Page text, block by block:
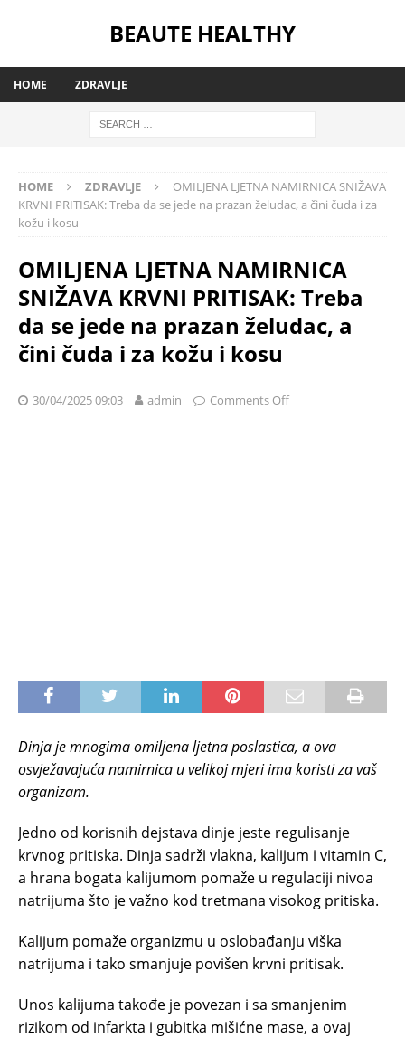
BEAUTE HEALTHY
HOME ZDRAVLJE
HOME ZDRAVLJE
OMILJENA LJETNA NAMIRNICA SNIŽAVA
KRVNI PRITISAK: Treba da se jede na prazan želudac, a čini čuda i za
kožu i kosu
OMILJENA LJETNA NAMIRNICA
SNIŽAVA KRVNI PRITISAK: Treba
da se jede na prazan želudac, a
čini čuda i za kožu i kosu
30/04/2025 09:03 admin Comments Off
Dinja je mnogima omiljena ljetna poslastica, a ova
osvježavajuća namirnica u velikoj mjeri ima koristi za vaš
organizam.
Jedno od korisnih dejstava dinje jeste regulisanje
krvnog pritiska. Dinja sadrži vlakna, kalijum i vitamin C,
a hrana bogata kalijumom pomaže u regulaciji nivoa
natrijuma što je važno kod tretmana visokog pritiska.
Kalijum pomaže organizmu u oslobađanju viška
natrijuma i tako smanjuje povišen krvni pritisak.
Unos kalijuma takođe je povezan i sa smanjenim
rizikom od infarkta i gubitka mišićne mase, a ovaj